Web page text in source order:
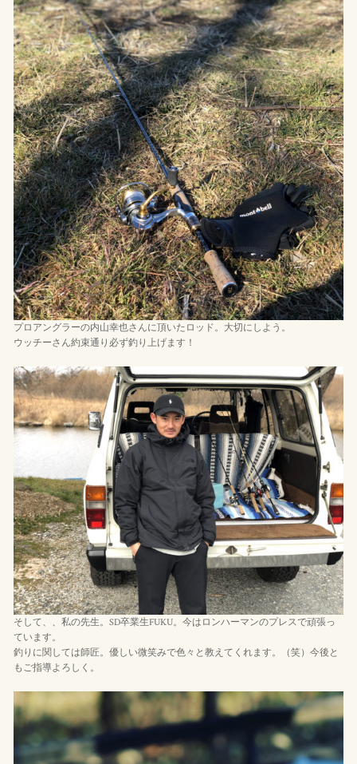
プロアングラーの内山幸也さんに頂いたロッド。大切にしよう。
ウッチーさん約束通り必ず釣り上げます！
そして、、私の先生。SD卒業生FUKU。今はロンハーマンのプレスで頑張っ
ています。
釣りに関しては師匠。優しい微笑みで色々と教えてくれます。（笑）今後と
もご指導よろしく。